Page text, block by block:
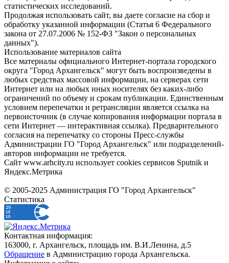
статистических исследований.
Продолжая использовать сайт, вы даете согласие на сбор и
обработку указанной информации (Статья 6 Федерального
закона от 27.07.2006 № 152-ФЗ "Закон о персональных
данных").
Использование материалов сайта
Все материалы официального Интернет-портала городского
округа "Город Архангельск" могут быть воспроизведены в
любых средствах массовой информации, на серверах сети
Интернет или на любых иных носителях без каких-либо
ограничений по объему и срокам публикации. Единственным
условием перепечатки и ретрансляции является ссылка на
первоисточник (в случае копирования информации портала в
сети Интернет — интерактивная ссылка). Предварительного
согласия на перепечатку со стороны Пресс-службы
Администрации ГО "Город Архангельск" или подразделений-
авторов информации не требуется.
Сайт www.arhcity.ru использует cookies сервисов Sputnik и
Яндекс.Метрика
© 2005-2025 Администрация ГО "Город Архангельск"
Статистика
Контактная информация:
163000, г. Архангельск, площадь им. В.И.Ленина, д.5
Обращение в Администрацию города Архангельска.